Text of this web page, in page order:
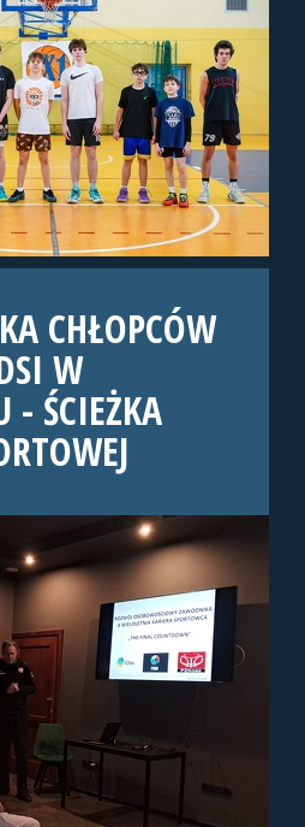
CHŁOPCÓW
W
- ŚCIEŻKA